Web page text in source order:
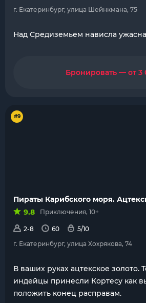
г. Екатеринбург, улица Шейнкмана, 75
Над Средиземьем нависла
Бронировать — от 3
#9
Пираты Карибского моря.
9.8
Приключения, 10+
2-8 60
5/10
г. Екатеринбург, улица Хохрякова, 74
В ваших руках ацтекское золото.
индейцы принесли Кортесу как
положить конец расправам.